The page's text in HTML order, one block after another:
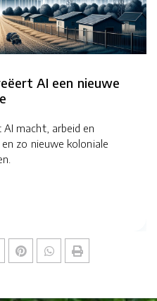
AI een nieuwe
macht, arbeid en
zo nieuwe koloniale